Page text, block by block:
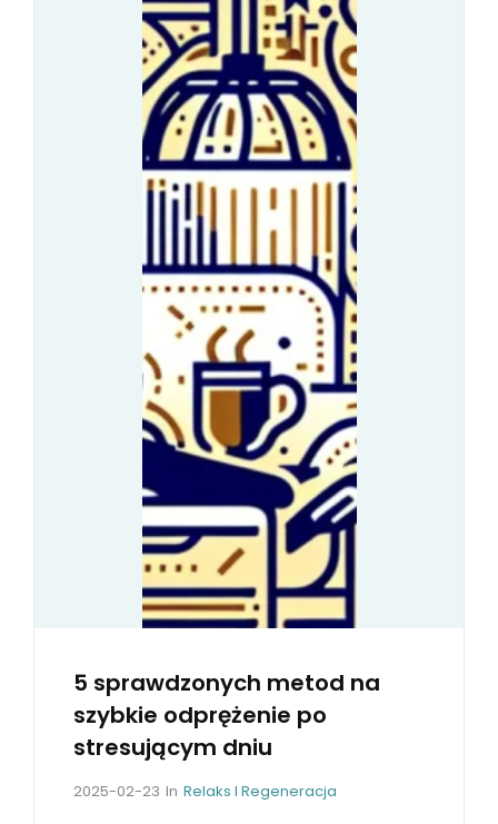
R
E
L
A
K
S
U
J
S
K
U
T
E
C
E
E
G
E
5 sprawdzonych metod na
szybkie odprężenie po
stresującym dniu
P
2025-02-23 In C
Relaks I Regeneracja